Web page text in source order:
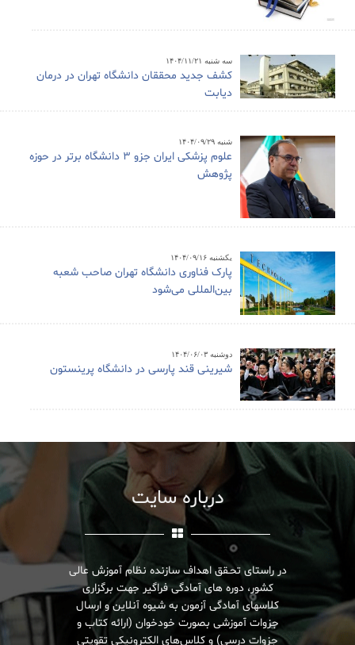
سه شنبه ۱۴۰۴/۱۱/۲۱
کشف جدید محققان دانشگاه تهران در درمان
دیابت
شنبه ۱۴۰۴/۰۹/۲۹
علوم پزشکی ایران جزو ۳ دانشگاه برتر در حوزه
پژوهش
یکشنبه ۱۴۰۴/۰۹/۱۶
پارک فناوری دانشگاه تهران صاحب شعبه
بین‌المللی می‌شود
دوشنبه ۱۴۰۴/۰۶/۰۳
شیرینی قند پارسی در دانشگاه پرینستون
درباره سایت
در راستای تحـقق اهداف سازنده نظام آموزش عالی
کشور، دوره های آمادگی فراگیر جهت برگزاری
کلاسهای آمادگی آزمون به شیوه آنلاین و ارسال
جزوات آموزشی بصورت خودخوان (ارائه کتاب و
جزوات درسی) و کلاس‌های الکترونیکی تقویتی